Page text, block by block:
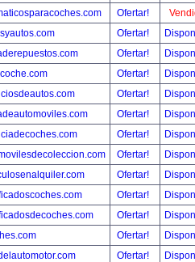
Ofertar!
Ofertar!
Ofertar!
Ofertar!
Ofertar!
Ofertar!
Ofertar!
Ofertar!
Ofertar!
Ofertar!
Ofertar!
Ofertar!
Ofertar!